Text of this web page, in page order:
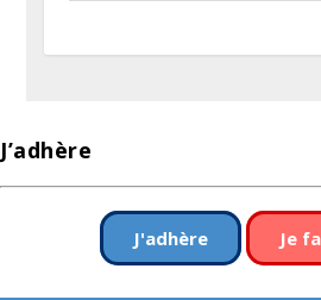
J’adhère
J'adhère Je